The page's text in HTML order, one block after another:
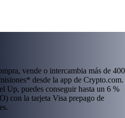
vende o intercambia más de 400
desde la app de Crypto.com.
Up, puedes conseguir hasta un 6 %
con la tarjeta Visa prepago de